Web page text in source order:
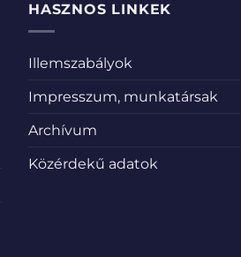
HASZNOS LINKEK
Illemszabályok
Impresszum, munkatársak
Archívum
Közérdekű adatok